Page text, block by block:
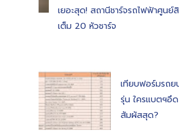
เยอะสุด! สถานีชาร์จรถไฟฟ้าศูนย์
เต็ม 20 หัวชาร์จ
เทียบฟอร์มรถย
รุ่น ใครแบตฯอึด
สัมผัสสุด?